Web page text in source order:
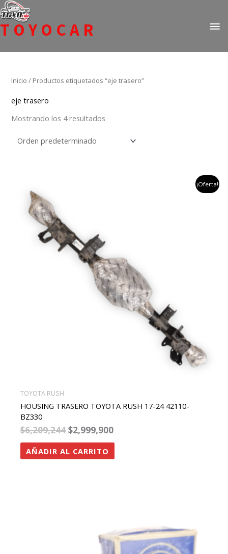
Ir
al
contenido
TOYOCAR
Inicio / Productos etiquetados “eje trasero”
eje trasero
Mostrando los 4 resultados
¡Oferta!
TOYOTA RUSH
HOUSING TRASERO TOYOTA RUSH 17-24 42110-
BZ330
$6,209,244 $2,999,900
AÑADIR AL CARRITO